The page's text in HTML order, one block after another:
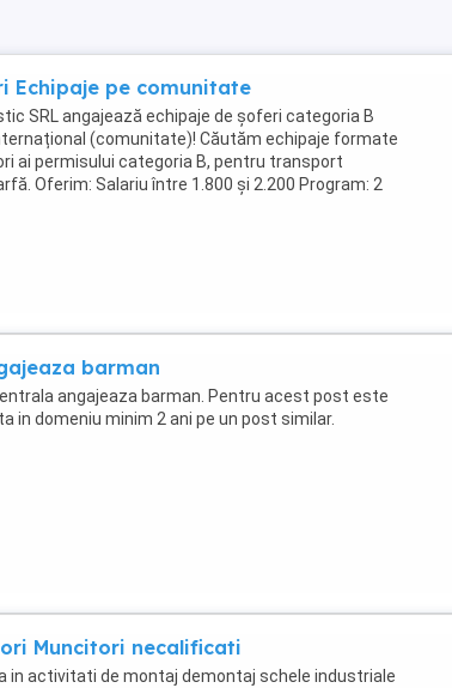
Echipaje pe comunitate
SRL angajează echipaje de șoferi categoria B
(comunitate)! Căutăm echipaje formate
ai permisului categoria B, pentru transport
Oferim: Salariu între 1.800 și 2.200 Program: 2
...
barman
angajeaza barman. Pentru acest post este
in domeniu minim 2 ani pe un post similar.
Muncitori necalificati
in activitati de montaj demontaj schele industriale